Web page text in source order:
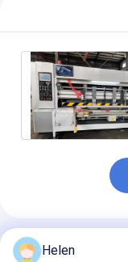
প্রস্তাবিত পণ্য
Helen